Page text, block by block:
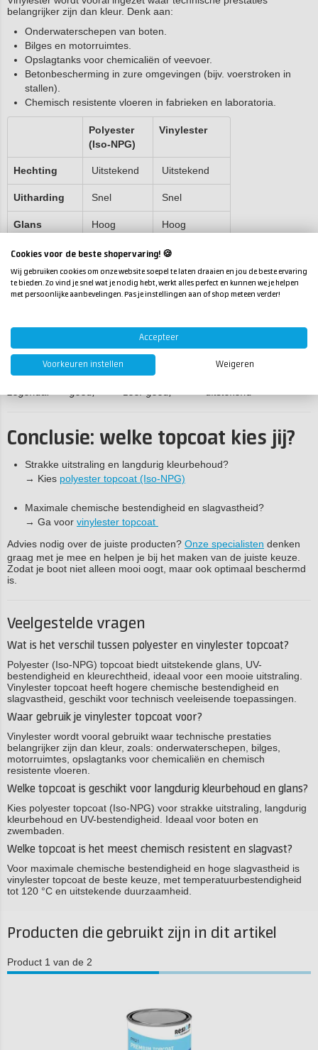
belangrijker zijn dan kleur. Denk aan:
Onderwaterschepen van boten.
Bilges en motorruimtes.
Opslagtanks voor chemicaliën of veevoer.
Betonbescherming in zure omgevingen (bijv. voerstroken in
stallen).
Chemisch resistente vloeren in fabrieken en laboratoria.
Polyester
(Iso-NPG)
Vinylester
Hechting Uitstekend Uitstekend
Uitharding Snel Snel
Glans Hoog Hoog
Temperatuur ●
●● (tot
Chemische
●● ●●●
●
Slagvastheid ●●
Conclusie: welke topcoat kies jij?
Strakke uitstraling en langdurig kleurbehoud?
→ Kies polyester topcoat (Iso-NPG)
Maximale chemische bestendigheid en slagvastheid?
→ Ga voor vinylester topcoat
Advies nodig over de juiste producten? Onze specialisten denken
graag met je mee en helpen je bij het maken van de juiste keuze.
Zodat je boot niet alleen mooi oogt, maar ook optimaal beschermd
is.
Veelgestelde vragen
Wat is het verschil tussen polyester en vinylester topcoat?
Polyester (Iso-NPG) topcoat biedt uitstekende glans, UV-
bestendigheid en kleurechtheid, ideaal voor een mooie uitstraling.
Vinylester topcoat heeft hogere chemische bestendigheid en
slagvastheid, geschikt voor technisch veeleisende toepassingen.
Waar gebruik je vinylester topcoat voor?
Vinylester wordt vooral gebruikt waar technische prestaties
belangrijker zijn dan kleur, zoals: onderwaterschepen, bilges,
motorruimtes, opslagtanks voor chemicaliën en chemisch
resistente vloeren.
Welke topcoat is geschikt voor langdurig kleurbehoud en glans?
Kies polyester topcoat (Iso-NPG) voor strakke uitstraling, langdurig
kleurbehoud en UV-bestendigheid. Ideaal voor boten en
zwembaden.
Welke topcoat is het meest chemisch resistent en slagvast?
Voor maximale chemische bestendigheid en hoge slagvastheid is
vinylester topcoat de beste keuze, met temperatuurbestendigheid
tot 120 °C en uitstekende duurzaamheid.
Producten die gebruikt zijn in dit artikel
Product 1 van de 2
Cookies voor de beste shopervaring! 🍪
Wij gebruiken cookies om onze website soepel te laten draaien en jou de beste ervaring
te bieden. Zo vind je snel wat je nodig hebt, werkt alles perfect en kunnen we je helpen
met persoonlijke aanbevelingen. Pas je instellingen aan of shop meteen verder!
Accepteer
Voorkeuren instellen Weigeren